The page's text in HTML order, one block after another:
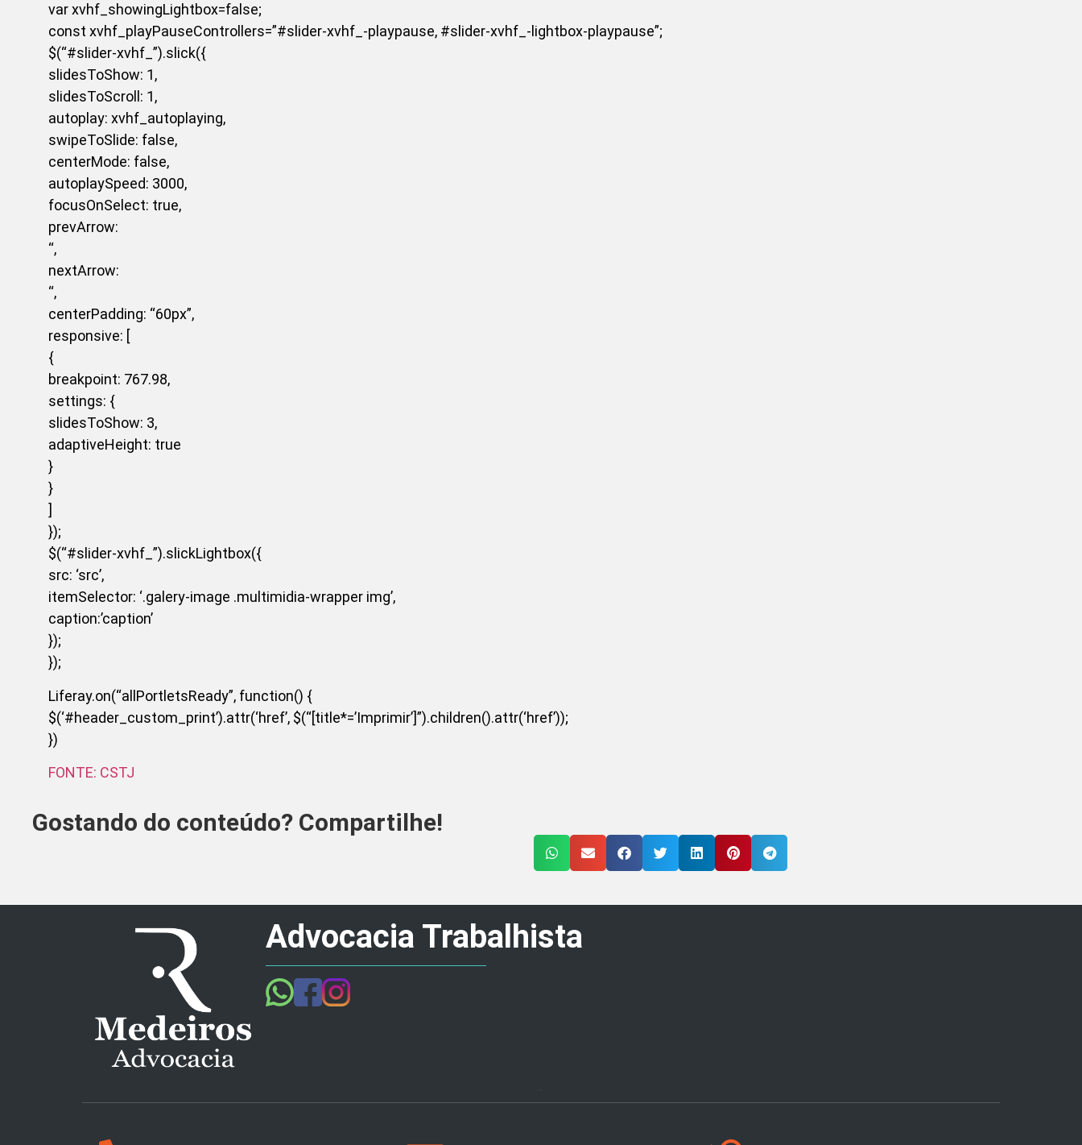
var xvhf_showingLightbox=false;
const xvhf_playPauseControllers=”#slider-xvhf_-playpause, #slider-xvhf_-lightbox-playpause”;
$(“#slider-xvhf_”).slick({
slidesToShow: 1,
slidesToScroll: 1,
autoplay: xvhf_autoplaying,
swipeToSlide: false,
centerMode: false,
autoplaySpeed: 3000,
focusOnSelect: true,
prevArrow:
‘‘,
nextArrow:
‘‘,
centerPadding: “60px”,
responsive: [
{
breakpoint: 767.98,
settings: {
slidesToShow: 3,
adaptiveHeight: true
}
}
]
});
$(“#slider-xvhf_”).slickLightbox({
src: ‘src’,
itemSelector: ‘.galery-image .multimidia-wrapper img’,
caption:’caption’
});
});
Liferay.on(“allPortletsReady”, function() {
$(‘#header_custom_print’).attr(‘href’, $(“[title*=’Imprimir’]”).children().attr(‘href’));
})
FONTE: CSTJ
Gostando do conteúdo? Compartilhe!
Advocacia Trabalhista